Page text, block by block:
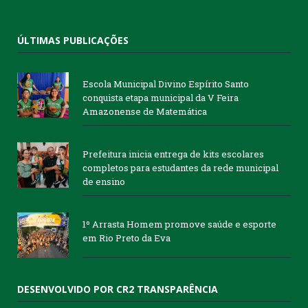
ÚLTIMAS PUBLICAÇÕES
Escola Municipal Divino Espírito Santo
conquista etapa municipal da V Feira
Amazonense de Matemática
Prefeitura inicia entrega de kits escolares
completos para estudantes da rede municipal
de ensino
1º Arrasta Homem promove saúde e esporte
em Rio Preto da Eva
DESENVOLVIDO POR CR2 TRANSPARÊNCIA